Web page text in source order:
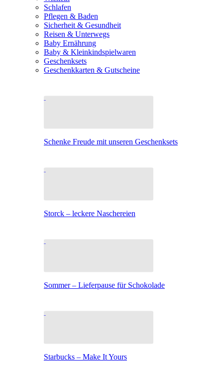
Schlafen
Pflegen & Baden
Sicherheit & Gesundheit
Reisen & Unterwegs
Baby Ernährung
Baby & Kleinkindspielwaren
Geschenksets
Geschenkkarten & Gutscheine
Schenke Freude mit unseren Geschenksets
Storck – leckere Naschereien
Sommer – Lieferpause für Schokolade
Starbucks – Make It Yours